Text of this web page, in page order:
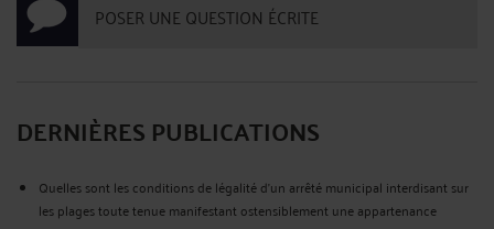
POSER UNE QUESTION ÉCRITE
DERNIÈRES PUBLICATIONS
Quelles sont les conditions de légalité d’un arrêté municipal interdisant sur
les plages toute tenue manifestant ostensiblement une appartenance